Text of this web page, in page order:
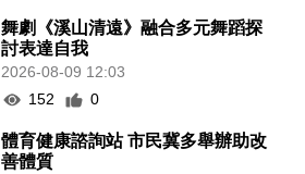
舞劇《溪山清遠》融合多元舞蹈探
討表達自我
2026-08-09 12:03
152
0
體育健康諮詢站 市民冀多舉辦助改
善體質